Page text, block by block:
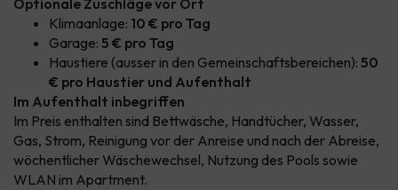
Optionale Zuschläge vor Ort
Klimaanlage: 10 € pro Tag
Garage: 5 € pro Tag
Haustiere (ausser in den Gemeinschaftsbereichen): 50
€ pro Haustier und Aufenthalt
Im Aufenthalt inbegriffen
Im Preis enthalten sind Bettwäsche, Handtücher, Wasser,
Gas, Strom, Reinigung vor der Anreise und nach der Abreise,
wöchentlicher Wäschewechsel, Nutzung des Pools sowie
WLAN im Apartment.